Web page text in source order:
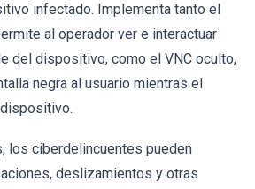
infectado. Implementa tanto el
al operador ver e interactuar
del dispositivo, como el VNC oculto,
negra al usuario mientras el
los ciberdelincuentes pueden
deslizamientos y otras